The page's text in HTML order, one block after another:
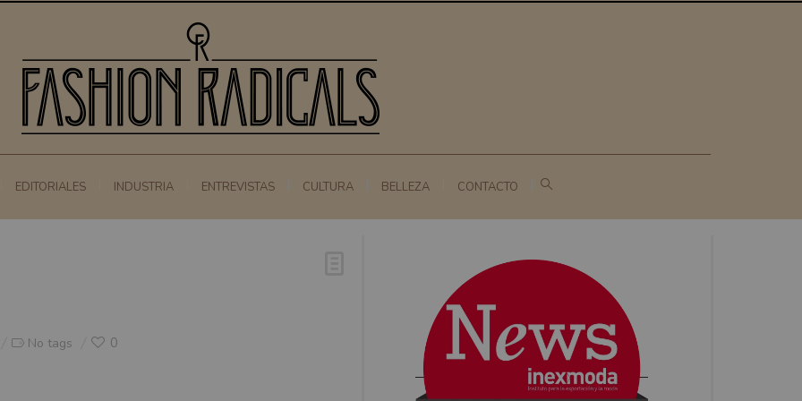
EDITORIALES INDUSTRIA ENTREVISTAS CULTURA BELLEZA CONTACTO
No tags 0